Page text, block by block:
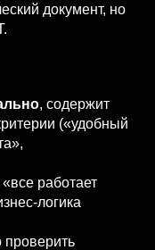
документ, но
, содержит
(«удобный
работает
логика
проверить